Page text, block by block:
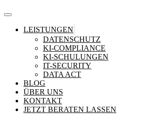
LEISTUNGEN
DATENSCHUTZ
KI-COMPLIANCE
KI-SCHULUNGEN
IT-SECURITY
DATA ACT
BLOG
ÜBER UNS
KONTAKT
JETZT BERATEN LASSEN